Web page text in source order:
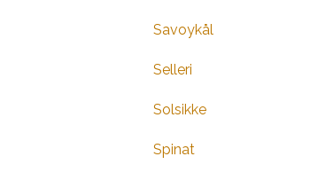
Savoykål
Selleri
Solsikke
Spinat